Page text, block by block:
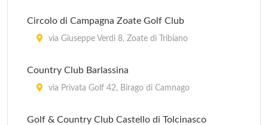
Circolo di Campagna Zoate Golf Club
via Giuseppe Verdi 8, Zoate di Tribiano
Country Club Barlassina
via Privata Golf 42, Birago di Camnago
Golf & Country Club Castello di Tolcinasco